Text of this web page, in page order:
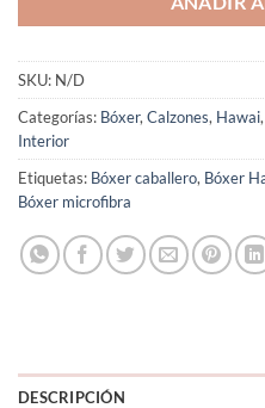
SKU: N/D
Categorías: Bóxer, Calzones, Hawai,
Interior
Etiquetas: Bóxer caballero, Bóxer
Bóxer microfibra
DESCRIPCIÓN